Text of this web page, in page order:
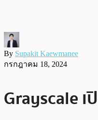
By Supakit Kaewmanee
กรกฎาคม 18, 2024
Grayscale